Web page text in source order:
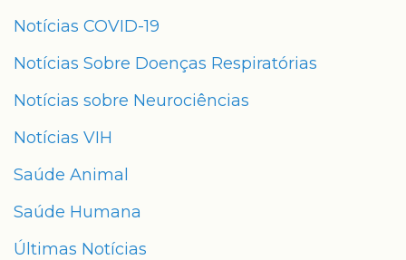
Notícias COVID-19
Notícias Sobre Doenças Respiratórias
Notícias sobre Neurociências
Notícias VIH
Saúde Animal
Saúde Humana
Últimas Notícias